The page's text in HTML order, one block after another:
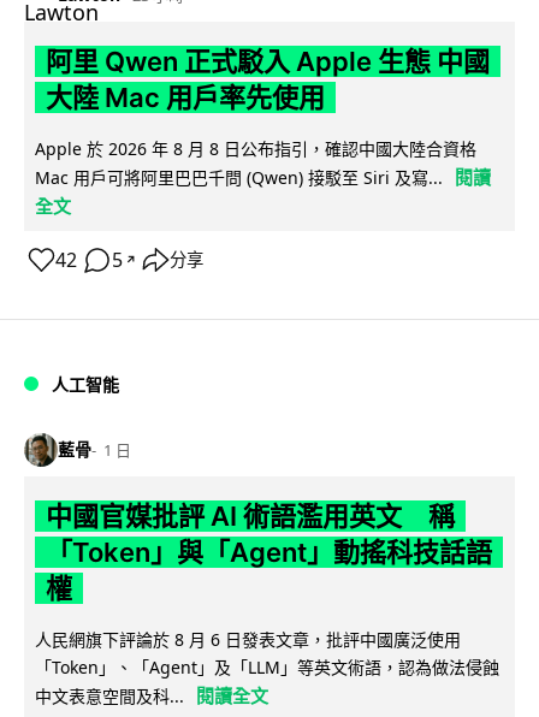
阿里 Qwen 正式駁入 Apple 生態 中國
大陸 Mac 用戶率先使用
Apple 於 2026 年 8 月 8 日公布指引，確認中國大陸合資格
Mac 用戶可將阿里巴巴千問 (Qwen) 接駁至 Siri 及寫...
閱讀
全文
42 5 ↗ 分享
人工智能
藍骨 1 日
中國官媒批評 AI 術語濫用英文 稱
「Token」與「Agent」動搖科技話語
權
人民網旗下評論於 8 月 6 日發表文章，批評中國廣泛使用
「Token」、「Agent」及「LLM」等英文術語，認為做法侵蝕
中文表意空間及科...
閱讀全文